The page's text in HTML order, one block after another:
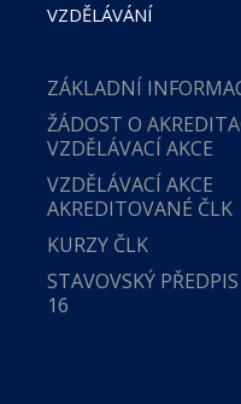
VZDĚLÁVÁNÍ
ZÁKLADNÍ
ŽÁDOST O
VZDĚLÁVACÍ AKCE
VZDĚLÁVACÍ AKCE
AKREDITOVANÉ ČLK
KURZY ČLK
STAVOVSKÝ PŘEDPIS
16